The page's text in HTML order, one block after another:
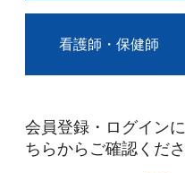
看護師・保健師
会員登録・ログイン
ちらからご確認くださ